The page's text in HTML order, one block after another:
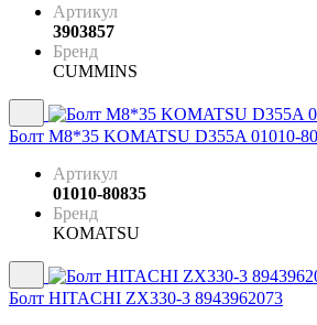
Артикул
3903857
Бренд
CUMMINS
Болт М8*35 KOMATSU D355A 01010-
Артикул
01010-80835
Бренд
KOMATSU
Болт HITACHI ZX330-3 8943962073